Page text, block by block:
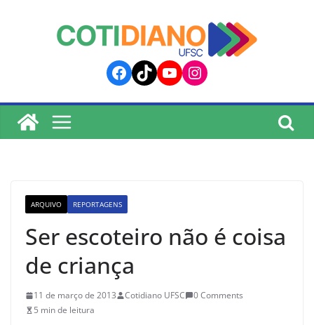
Facebook
TikTokYouTube
Instagram
ARQUIVO REPORTAGENS
Ser escoteiro não é coisa
de criança
11 de março de 2013 Cotidiano UFSC
0 Comments
5 min de leitura